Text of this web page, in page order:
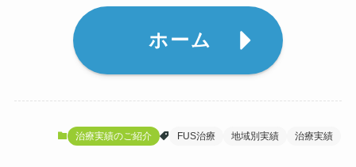
ホーム
治療実績のご紹介 FUS治療 地域別実績 治療実績